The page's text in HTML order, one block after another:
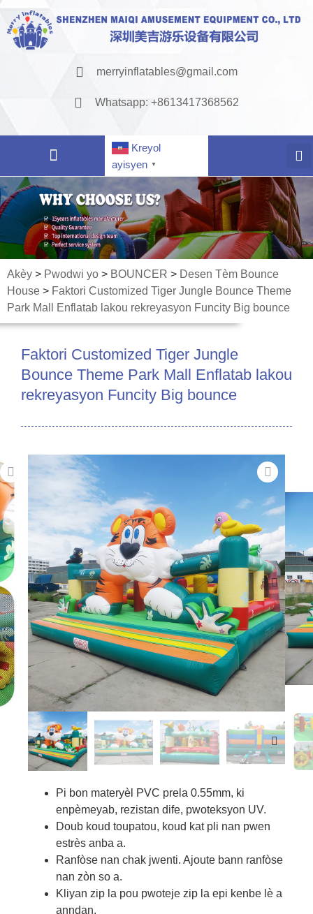
merryinflatables@gmail.com
Whatsapp: +8613417368562
Kreyol
ayisyen
▼
Akèy > Pwodwi yo > BOUNCER > Desen Tèm Bounce
House > Faktori Customized Tiger Jungle Bounce Theme
Park Mall Enflatab lakou rekreyasyon Funcity Big bounce
Faktori Customized Tiger Jungle
Bounce Theme Park Mall Enflatab lakou
rekreyasyon Funcity Big bounce
Pi bon materyèl PVC prela 0.55mm, ki
enpèmeyab, rezistan dife, pwoteksyon UV.
Doub koud toupatou, koud kat pli nan pwen
estrès anba a.
Ranfòse nan chak jwenti. Ajoute bann ranfòse
nan zòn so a.
Kliyan zip la pou pwoteje zip la epi kenbe lè a
anndan.